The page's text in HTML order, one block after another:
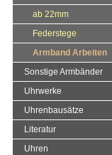
ab 22mm
Federstege
Armband Arbeiten
Sonstige Armbänder
Uhrwerke
Uhrenbausätze
Literatur
Uhren